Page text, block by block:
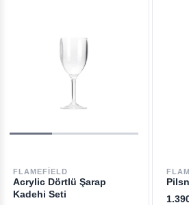
FLAMEFIELD
Acrylic Dörtlü Şarap
Kadehi Seti